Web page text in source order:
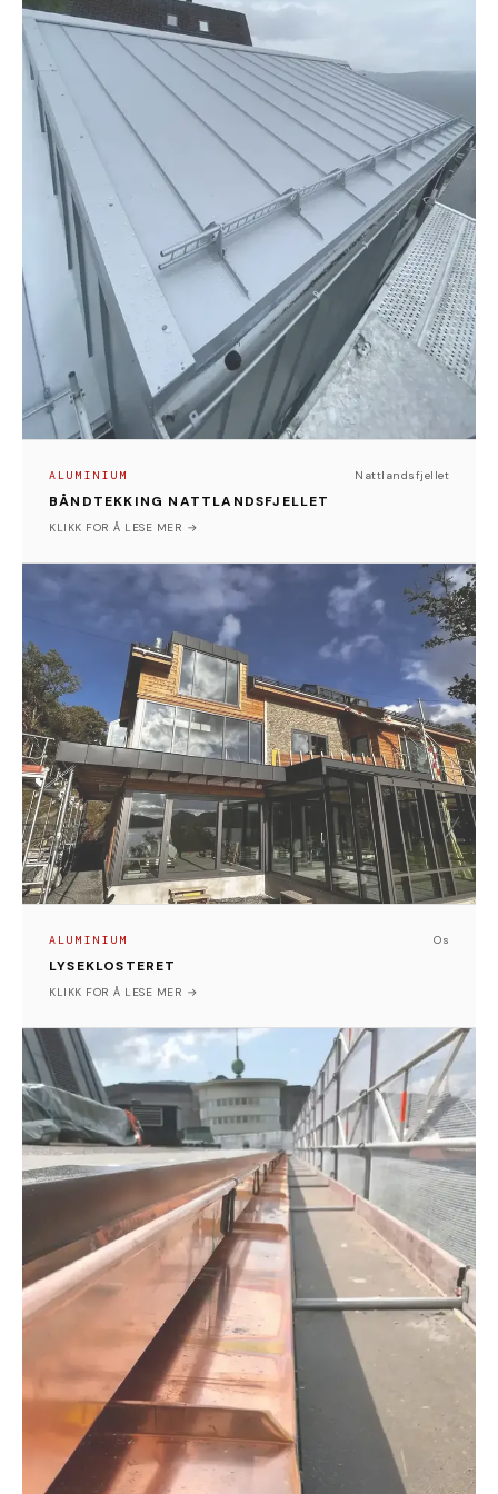
ALUMINIUM Nattlandsfjellet
BÅNDTEKKING NATTLANDSFJELLET
KLIKK FOR Å LESE MER →
blikkenslagere, med fokus på presisjon, håndverk og
helhetlige detaljer.
Det er valgt aluminium i fargen silver metallic – et
materiale som kombinerer lav vekt, høy bestandighet
og et moderne uttrykk, samtidig som det bygger
videre på tradisjonelle prinsipper for tett og varig
tekking. Resultatet er en robust og
vedlikeholdsvennlig løsning, tilpasset både klima og
arkitektur.
ALUMINIUM Os
LYSEKLOSTERET
KLIKK FOR Å LESE MER →
ALUMINIUM
LYSEKLOSTERET
Vi har levert komplett fasadeløsning i aluminium til
Lyseklosteret, utført med presisjon og materialer av
høy kvalitet.
I tillegg har vi bygget en skreddersydd vinterhage
som kombinerer solid konstruksjon med elegant
design – et funksjonelt og estetisk løft som kan
nytes året rundt.
KOBBER
BERGEN KULTURSKOLE
Et lite innblikk i ett av de spennende prosjektene vi
ser tilbake på fra 2019.
Det er alltid noe helt eget ved å få arbeide med eldre
bygg der originale kobberdetaljer skal fornyes. Denne
gangen var det Bergen Kulturskole som fikk nytt liv
med nye gesimser, firkantrenner, luftelyrer og
soilhetter – alt utført i kobber.
Slike oppdrag stiller krav til håndverk i ordets mest
klassiske forstand. Alt må formes, tilpasses og
utføres for hånd, med respekt for byggets uttrykk og
historiske detaljer. Målet er ikke å gjøre det nytt, men
å gjenskape det gamle – slik det alltid har vært gjort,
og slik det bør gjøres.